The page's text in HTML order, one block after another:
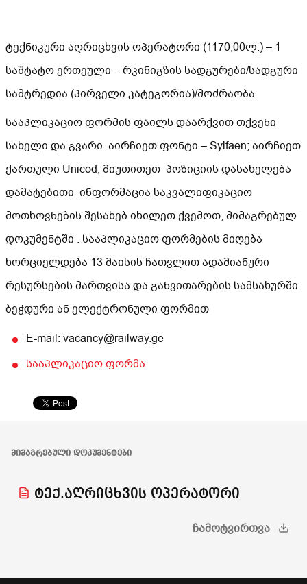
ტექნიკური აღრიცხვის ოპერატორი (1170,00ლ.) – 1
საშტატო ერთეული – რკინიგზის სადგურები/სადგური
სამტრედია (პირველი კატეგორია)/მოძრაობა
სააპლიკაციო ფორმის ფაილს დაარქვით თქვენი
სახელი და გვარი. აირჩიეთ ფონტი – Sylfaen; აირჩიეთ
ქართული Unicod; მიუთითეთ პოზიციის დასახელება
დამატებითი ინფორმაცია საკვალიფიკაციო
მოთხოვნების შესახებ იხილეთ ქვემოთ, მიმაგრებულ
დოკუმენტში . სააპლიკაციო ფორმების მიღება
ხორციელდება 13 მაისის ჩათვლით ადამიანური
რესურსების მართვისა და განვითარების სამსახურში
ბეჭდური ან ელექტრონული ფორმით
E-mail: vacancy@railway.ge
სააპლიკაციო ფორმა
ᲛᲘᲛᲐᲒᲠᲔᲑᲣᲚᲘ ᲓᲝᲙᲣᲛᲔᲜᲢᲔᲑᲘ
ტექ.აღრიცხვის ოპერატორი
ᲩᲐᲛᲝᲢᲕᲘᲠᲗᲕᲐ